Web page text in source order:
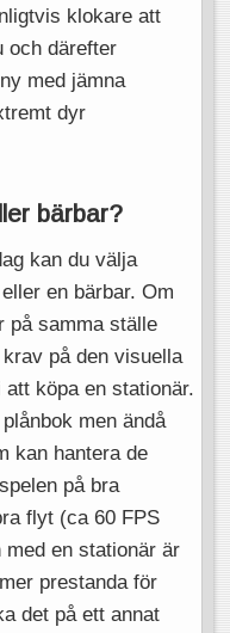
klokare att
och därefter
med jämna
dyr
bärbar?
kan du välja
en bärbar. Om
på samma ställe
på den visuella
köpa en stationär.
men ändå
kan hantera de
på bra
flyt (ca 60 FPS
en stationär är
prestanda för
det på ett annat